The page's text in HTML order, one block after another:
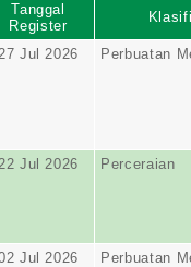
Tanggal
Register
Jul 2026 Perbuatan
Jul 2026 Perceraian
Jul 2026 Perbuatan